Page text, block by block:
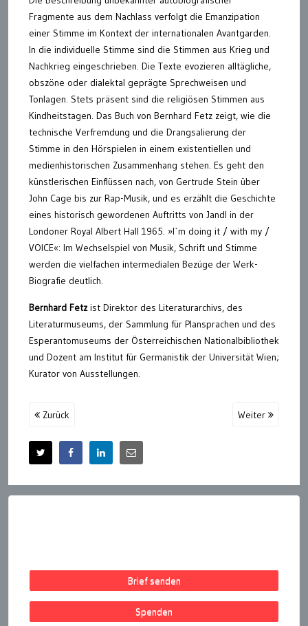
Fragmente aus dem Nachlass verfolgt die Emanzipation
einer Stimme im Kontext der internationalen Avantgarden.
In die individuelle Stimme sind die Stimmen aus Krieg und
Nachkrieg eingeschrieben. Die Texte evozieren alltägliche,
obszöne oder dialektal geprägte Sprechweisen und
Tonlagen. Stets präsent sind die religiösen Stimmen aus
Kindheitstagen. Das Buch von Bernhard Fetz zeigt, wie die
technische Verfremdung und die Drangsalierung der
Stimme in den Hörspielen in einem existentiellen und
medienhistorischen Zusammenhang stehen. Es geht den
künstlerischen Einflüssen nach, von Gertrude Stein über
John Cage bis zur Rap-Musik, und es erzählt die Geschichte
eines historisch gewordenen Auftritts von Jandl in der
Londoner Royal Albert Hall 1965. »I`m doing it / with my /
VOICE«: Im Wechselspiel von Musik, Schrift und Stimme
werden die vielfachen intermedialen Bezüge der Werk-
Biografie deutlich.
Bernhard Fetzist Direktor des Literaturarchivs, des
Literaturmuseums, der Sammlung für Plansprachen und des
Esperantomuseums der Österreichischen Nationalbibliothek
und Dozent am Institut für Germanistik der Universität Wien;
Kurator von Ausstellungen.
Zurück Weiter
Brief senden
Spenden